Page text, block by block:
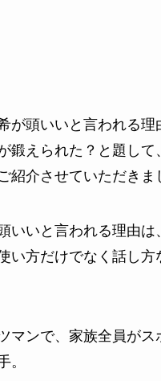
が頭いいと言われる理
鍛えられた？と題して
紹介させていただきま
いいと言われる理由は
い方だけでなく話し方
マンで、家族全員がス
。